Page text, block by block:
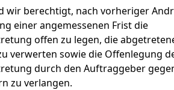
wir berechtigt, nach vorheriger
einer angemessenen Frist die
offen zu legen, die
verwerten sowie die Offenlegung
durch den Auftraggeber
zu verlangen.